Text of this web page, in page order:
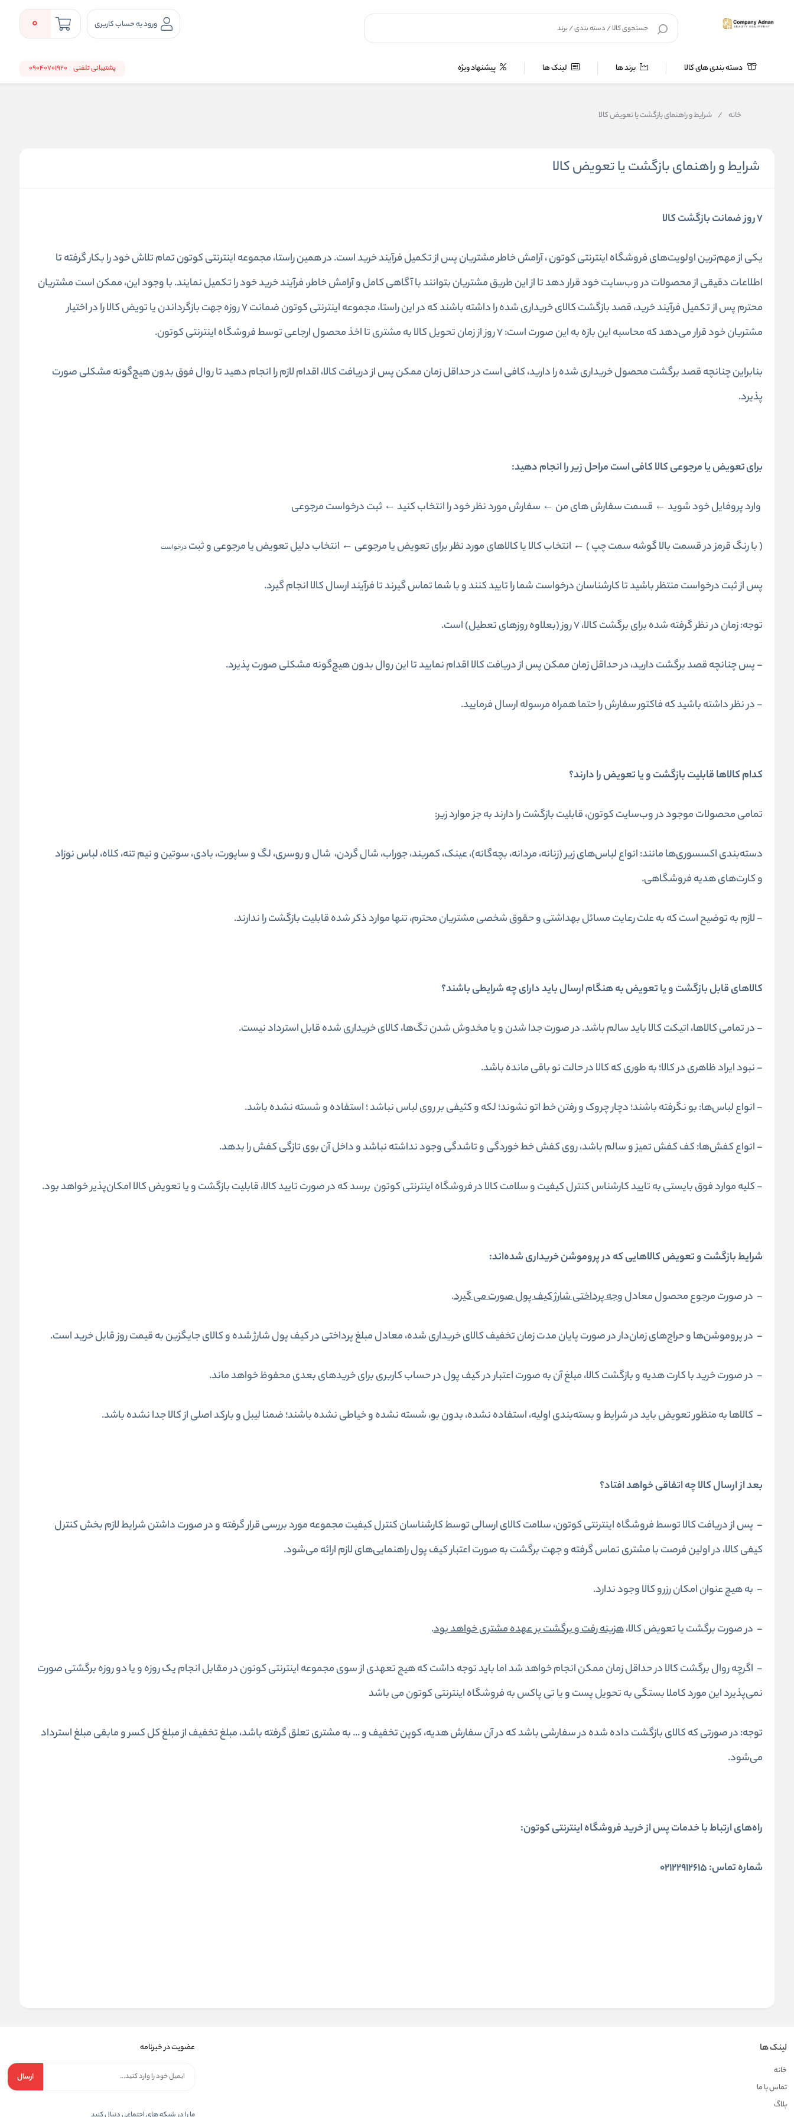
ورود به حساب کاربری 0
دسته بندی های کالا برند ها لینک ها پیشنهاد ویژه پشتیبانی تلفنی 09040701920
خانه / شرایط و راهنمای بازگشت یا تعویض کالا
شرایط و راهنمای بازگشت یا تعویض کالا
7 روز ضمانت بازگشت کالا
یکی از مهم‌ترین اولویت‌های فروشگاه اینترنتی کوتون ، آرامش خاطر مشتریان پس از تکمیل فرآیند خرید است. در همین راستا، مجموعه اینترنتی کوتون تمام تلاش خود را بکار گرفته تا
اطلاعات دقیقی از محصولات در وب‌سایت خود قرار دهد تا از این طریق مشتریان بتوانند با آگاهی کامل و آرامش خاطر، فرآیند خرید خود را تکمیل نمایند. با وجود این، ممکن است مشتریان
محترم پس از تکمیل فرآیند خرید، قصد بازگشت کالای خریداری شده را داشته باشند که در این راستا، مجموعه اینترنتی کوتون ضمانت 7 روزه جهت بازگرداندن یا تویض کالا را در اختیار
مشتریان خود قرار می‌دهد که محاسبه این بازه به این صورت است: 7 روز از زمان تحویل کالا به مشتری تا اخذ محصول ارجاعی توسط فروشگاه اینترنتی کوتون.
بنابراین چنانچه قصد برگشت محصول خریداری شده‌ را دارید، کافی است در حداقل زمان ممکن پس از دریافت کالا، اقدام لازم را انجام دهید تا روال فوق بدون هیچ‌گونه مشکلی صورت
پذیرد.
برای تعویض یا مرجوعی کالا کافی است مراحل زیر را انجام دهید:
وارد پروفایل خود شوید ← قسمت سفارش های من ← سفارش مورد نظر خود را انتخاب کنید ← ثبت درخواست مرجوعی
( با رنگ قرمز در قسمت بالا گوشه سمت چپ ) ← انتخاب کالا یا کالاهای مورد نظر برای تعویض یا مرجوعی ← انتخاب دلیل تعویض یا مرجوعی و ثبتدرخواست
پس از ثبت درخواست منتظر باشید تا کارشناسان درخواست شما را تایید کنند و با شما تماس گیرند تا فرآیند ارسال کالا انجام گیرد.
توجه: زمان در نظر گرفته شده برای برگشت کالا، 7 روز (بعلاوه روزهای تعطیل) است.
- پس چنانچه قصد برگشت دارید، در حداقل زمان ممکن پس از دریافت کالا اقدام نمایید تا این روال بدون هیچ‌گونه مشکلی صورت پذیرد.
-در نظر داشته باشید که فاکتور سفارش را حتما همراه مرسوله ارسال فرمایید.
کدام کالاها قابلیت بازگشت و یا تعویض را دارند؟
تمامی محصولات موجود در وب‌سایت کوتون، قابلیت بازگشت را دارند به جز موارد زیر:
دسته‌بندی اکسسوری‌ها مانند: انواع لباس‌های زیر (زنانه، مردانه، بچه‌گانه)، عینک، کمربند، جوراب، شال گردن، شال و روسری، لگ و ساپورت، بادی، سوتین و نیم تنه، کلاه، لباس نوزاد
و کارت‌های هدیه فروشگاهی.
- لازم به توضیح است که به علت رعایت مسائل بهداشتی و حقوق شخصی مشتریان محترم، تنها موارد ذکر شده قابلیت بازگشت را ندارند.
کالاهای قابل بازگشت و یا تعویض به هنگام ارسال باید دارای چه شرایطی باشند؟
- در تمامی کالاها، اتیکت کالا باید سالم باشد. در صورت جدا شدن و یا مخدوش شدن تگ‌ها، کالای خریداری شده قابل استرداد نیست.
- نبود ایراد ظاهری در کالا؛ به طوری که کالا در حالت نو باقی مانده باشد.
- انواع لباس‌ها: بو نگرفته باشند؛ دچار چروک و رفتن خط اتو نشوند؛ لکه و کثیفی بر روی لباس نباشد ؛ استفاده و شسته نشده باشد.
- انواع کفش‌ها: کف کفش تمیز و سالم باشد، روی کفش خط خوردگی و تاشدگی وجود نداشته نباشد و داخل آن بوی تازگی کفش را بدهد.
- کلیه موارد فوق بایستی به تایید کارشناس کنترل کیفیت و سلامت کالا در فروشگاه اینترنتی کوتون برسد که در صورت تایید کالا، قابلیت بازگشت و یا تعویض کالا امکان‌پذیر خواهد بود.
شرایط بازگشت و تعویض کالاهایی که در پروموشن خریداری شده‌اند:
- در صورت مرجوع محصول معادلوجه پرداختی شارژ کیف پول صورت می گیرد.
- در پروموشن‌ها و حراج‌های زمان‌دار در صورت پایان مدت زمان تخفیف کالای خریداری شده، معادل مبلغ پرداختی در کیف پول شارژ شده و کالای جایگزین به قیمت روز قابل خرید است.
- در صورت خرید با کارت هدیه و بازگشت کالا، مبلغ آن به صورت اعتبار در کیف پول در حساب کاربری برای خریدهای بعدی محفوظ خواهد ماند.
- کالاها به منظور تعویض باید در شرایط و بسته‌بندی اولیه، استفاده نشده، بدون بو، شسته نشده و خیاطی نشده باشند؛ ضمنا لیبل و بارکد اصلی از کالا جدا نشده باشد.
بعد از ارسال کالا چه اتفاقی خواهد افتاد؟
- پس از دریافت کالا توسط فروشگاه اینترنتی کوتون، سلامت کالای ارسالی توسط کارشناسان کنترل کیفیت مجموعه مورد بررسی قرار گرفته و در صورت داشتن شرایط لازم بخش کنترل
کیفی کالا، در اولین فرصت با مشتری تماس گرفته و جهت برگشت به صورت اعتبار کیف پول راهنمایی‌های لازم ارائه می‌شود.
- به هیچ عنوان امکان رزرو کالا وجود ندارد.
- در صورت برگشت یا تعویض کالا،هزینه رفت و برگشت بر عهده مشتری خواهد بود.
- اگرچه روال برگشت کالا در حداقل زمان ممکن انجام خواهد شد اما باید توجه داشت که هیچ تعهدی از سوی مجموعه اینترنتی کوتون در مقابل انجام یک‌ روزه و یا دو روزه برگشتی صورت
نمی‌پذیرد این مورد کاملا بستگی به تحویل پست و یا تی پاکس به فروشگاه اینترنتی کوتون می باشد
توجه: در صورتی که کالای بازگشت داده شده در سفارشی باشد که در آن سفارش هدیه، کوپن تخفیف و ... به مشتری تعلق گرفته باشد، مبلغ تخفیف از مبلغ کل کسر و مابقی مبلغ استرداد
می‌شود.
راه‌های ارتباط با خدمات پس از خرید فروشگاه اینترنتی کوتون:
شماره تماس: 02122912615
لینک ها
خانه
تماس با ما
بلاگ
عضویت در خبرنامه
ارسال